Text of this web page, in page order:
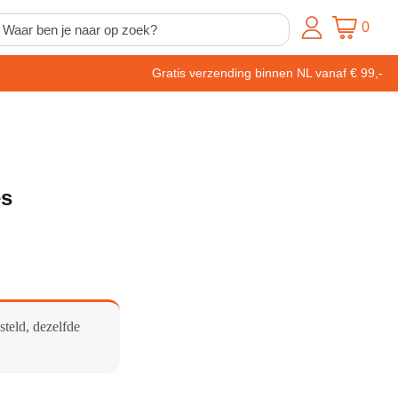
0
Gratis verzending binnen NL vanaf € 99,-
dezelfde